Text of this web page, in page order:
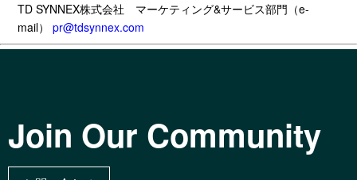
TD SYNNEX株式会社
マーケティング&サービス部門（e-
mail）pr@tdsynnex.com
Join Our Community